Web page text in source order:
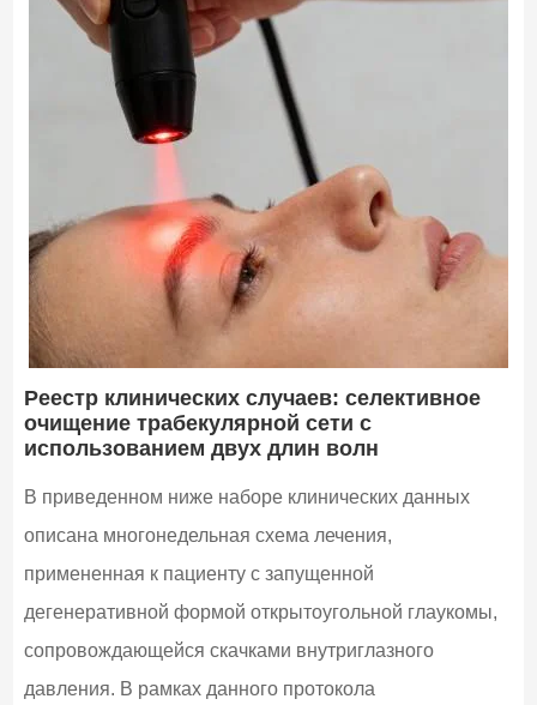
Реестр клинических случаев: селективное
очищение трабекулярной сети с
использованием двух длин волн
В приведенном ниже наборе клинических данных
описана многонедельная схема лечения,
примененная к пациенту с запущенной
дегенеративной формой открытоугольной глаукомы,
сопровождающейся скачками внутриглазного
давления. В рамках данного протокола